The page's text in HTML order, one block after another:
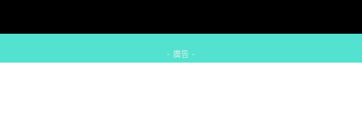
- 廣告 -